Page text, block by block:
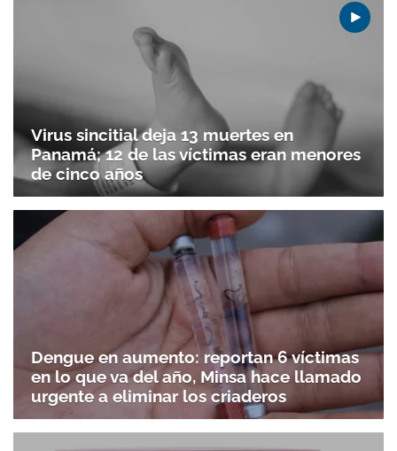
Virus sincitial deja 13 muertes en
Panamá; 12 de las víctimas eran menores
de cinco años
Dengue en aumento: reportan 6 víctimas
en lo que va del año, Minsa hace llamado
urgente a eliminar los criaderos